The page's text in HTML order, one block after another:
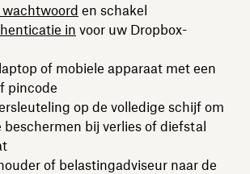
en schakel
in voor uw Dropbox-
of mobiele apparaat met een
pincode
op de volledige schijf om
beschermen bij verlies of diefstal
of belastingadviseur naar de